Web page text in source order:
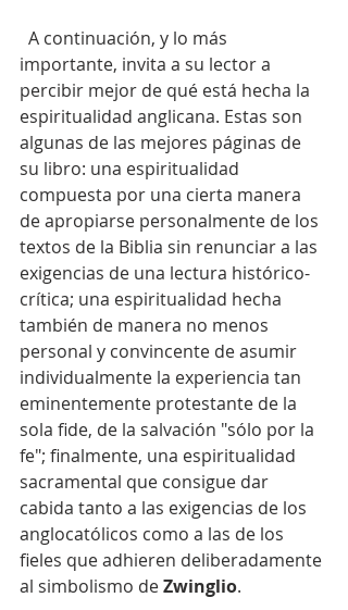
importante, invita a su lector a
percibir mejor de qué está hecha la
espiritualidad anglicana. Estas son
algunas de las mejores páginas de
su libro: una espiritualidad
compuesta por una cierta manera
de apropiarse personalmente de los
textos de la Biblia sin renunciar a las
exigencias de una lectura histórico-
crítica; una espiritualidad hecha
también de manera no menos
personal y convincente de asumir
individualmente la experiencia tan
eminentemente protestante de la
sola fide, de la salvación "sólo por la
fe"; finalmente, una espiritualidad
sacramental que consigue dar
cabida tanto a las exigencias de los
anglocatólicos como a las de los
fieles que adhieren deliberadamente
al simbolismo de Zwinglio.